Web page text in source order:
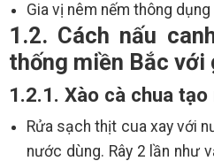
Gia vị nêm nếm thông dụng
1.2. Cách nấu
thống miền Bắc với
1.2.1. Xào cà chua
Rửa sạch thịt cua xay với
nước dùng. Rây 2 lần như